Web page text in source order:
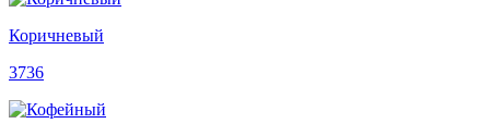
Коричневый
3736